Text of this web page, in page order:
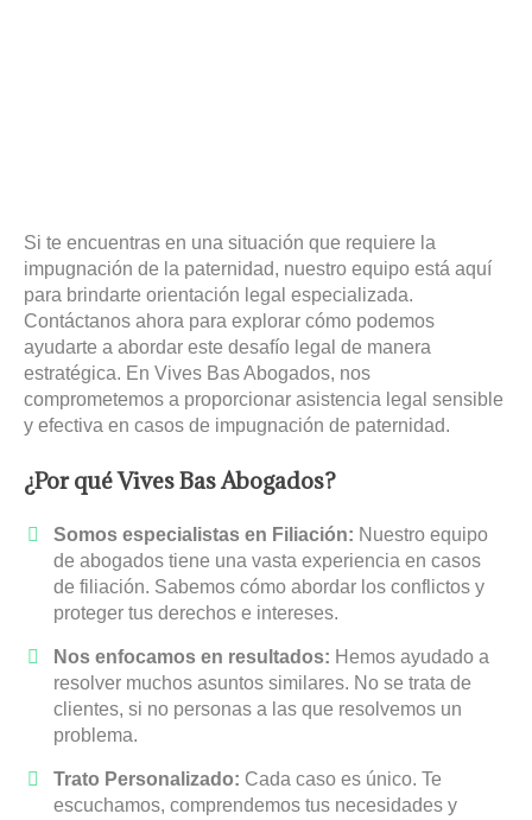
Si te encuentras en una situación que requiere la
impugnación de la paternidad, nuestro equipo está aquí
para brindarte orientación legal especializada.
Contáctanos ahora para explorar cómo podemos
ayudarte a abordar este desafío legal de manera
estratégica. En Vives Bas Abogados, nos
comprometemos a proporcionar asistencia legal sensible
y efectiva en casos de impugnación de paternidad.
¿Por qué Vives Bas Abogados?
Somos especialistas en Filiación: Nuestro equipo
de abogados tiene una vasta experiencia en casos
de filiación. Sabemos cómo abordar los conflictos y
proteger tus derechos e intereses.
Nos enfocamos en resultados: Hemos ayudado a
resolver muchos asuntos similares. No se trata de
clientes, si no personas a las que resolvemos un
problema.
Trato Personalizado: Cada caso es único. Te
escuchamos, comprendemos tus necesidades y